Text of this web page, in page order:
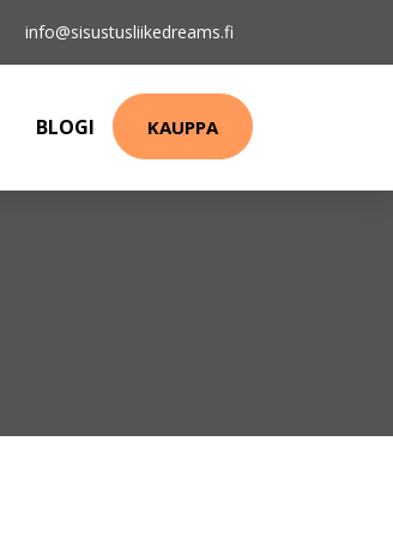
info@sisustusliikedreams.fi
BLOGI KAUPPA